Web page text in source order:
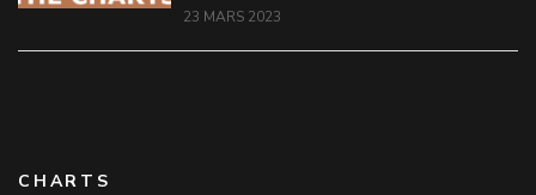
23 MARS 2023
CHARTS